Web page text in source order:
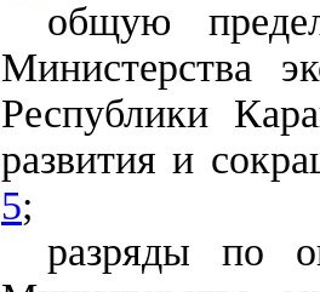
общую
Министерства
Республики
развития и
5;
разряды по